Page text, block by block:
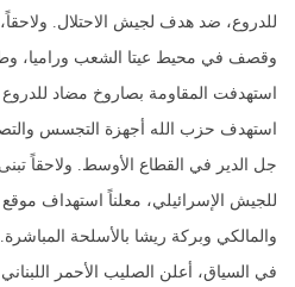
للدروع، ضد هدف لجيش الاحتلال.
وقصف في محيط عيتا الشعب وراميا،
استهدفت المقاومة بصاروخ مضاد
استهدف حزب الله أجهزة التجسس
جل الدير في القطاع الأوسط. ولاحقاً
للجيش الإسرائيلي، معلناً استهداف
والمالكي وبركة ريشا بالأسلحة المباشرة.